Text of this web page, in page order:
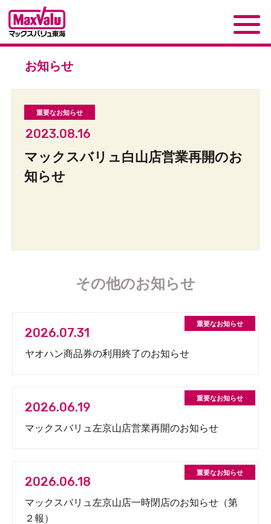
お知らせ
2023.08.16
マックスバリュ白山店営業再開のお
知らせ
その他のお知らせ
2026.07.31
ヤオハン商品券の利用終了のお知らせ
2026.06.19
マックスバリュ左京山店営業再開のお知らせ
2026.06.18
マックスバリュ左京山店一時閉店のお知らせ（第
２報）